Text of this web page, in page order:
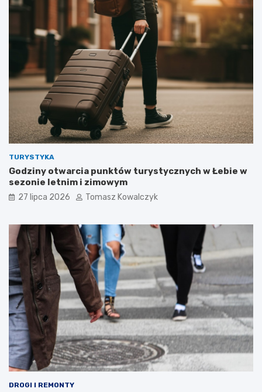
TURYSTYKA
Godziny otwarcia punktów turystycznych w Łebie w
sezonie letnim i zimowym
27 lipca 2026 Tomasz Kowalczyk
DROGI I REMONTY